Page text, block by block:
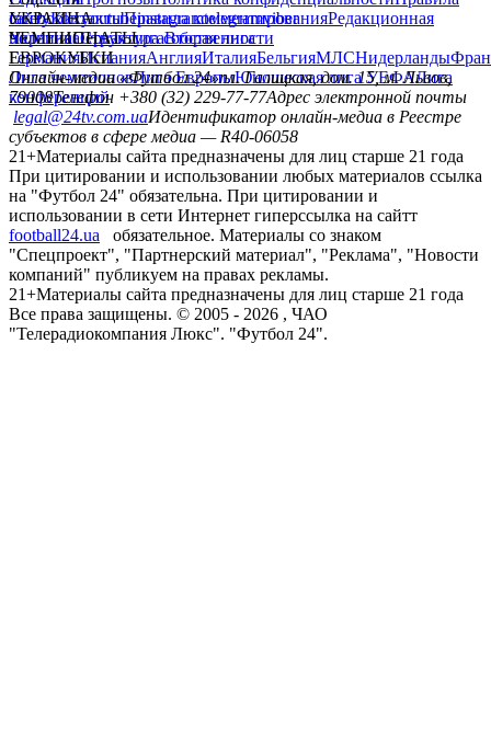
сайтуКонтактыПравила комментированияРедакционная
политикаСтруктура собственности
facebookxyoutubeinstagramtelegramviber
УКРАИНА
УкраинаПервая лигаВторая лига
ЧЕМПИОНАТЫ
ГерманияИспанияАнглияИталияБельгияМЛСНидерланды
ЕВРОКУБКИ
Лига чемпионовЛига ЕвропыЮношеская лига УЕФАЛига
конференций
Онлайн-медиа «Футбол 24»пл. Галицкая, дом. 15, м. Львов,
79008Телефон +380 (32) 229-77-77Адрес электронной почты
legal@24tv.com.uaИдентификатор онлайн-медиа в Реестре
субъектов в сфере медиа — R40-06058
21+Материалы сайта предназначены для лиц старше 21 года
При цитировании и использовании любых материалов ссылка
на "Футбол 24" обязательна. При цитировании и
использовании в сети Интернет гиперссылка на сайтт
football24.ua
обязательное. Материалы со знаком
"Спецпроект", "Партнерский материал", "Реклама", "Новости
компаний" публикуем на правах рекламы.
21+Материалы сайта предназначены для лиц старше 21 года
Все права защищены. © 2005 - 2026 , ЧАО
"Телерадиокомпания Люкс". "Футбол 24".